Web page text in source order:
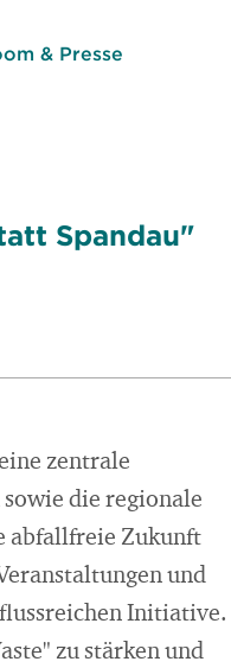
& Presse
Spandau"
zentrale
die regionale
abfallfreie Zukunft
und
Initiative.
zu stärken und